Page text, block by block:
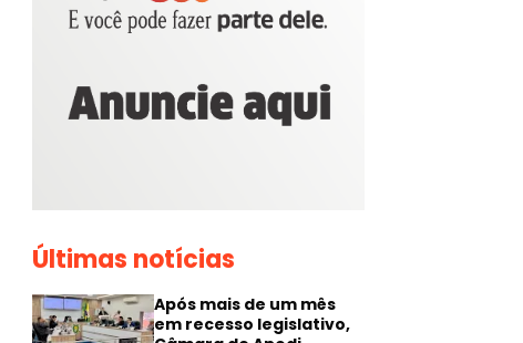
Últimas notícias
Após mais de um mês
em recesso legislativo,